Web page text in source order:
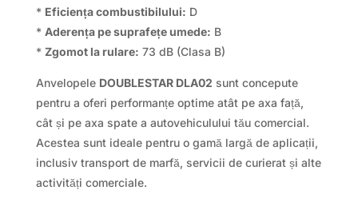
* Eficiența combustibilului: D
* Aderența pe suprafețe umede: B
* Zgomot la rulare: 73 dB (Clasa B)
Anvelopele DOUBLESTAR DLA02 sunt concepute
pentru a oferi performanțe optime atât pe axa față,
cât și pe axa spate a autovehiculului tău comercial.
Acestea sunt ideale pentru o gamă largă de aplicații,
inclusiv transport de marfă, servicii de curierat și alte
activități comerciale.